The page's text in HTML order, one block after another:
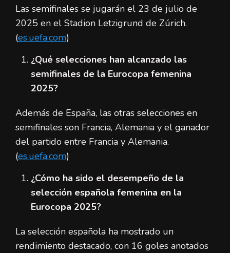
Las semifinales se jugarán el 23 de julio de
2025 en el Stadion Letzigrund de Zúrich.
(es.uefa.com)
¿Qué selecciones han alcanzado las
semifinales de la Eurocopa femenina
2025?
Además de España, las otras selecciones en
semifinales son Francia, Alemania y el ganador
del partido entre Francia y Alemania.
(es.uefa.com)
¿Cómo ha sido el desempeño de la
selección española femenina en la
Eurocopa 2025?
La selección española ha mostrado un
rendimiento destacado, con 16 goles anotados